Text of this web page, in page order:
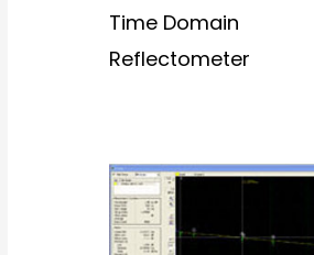
Time Domain
Reflectometer